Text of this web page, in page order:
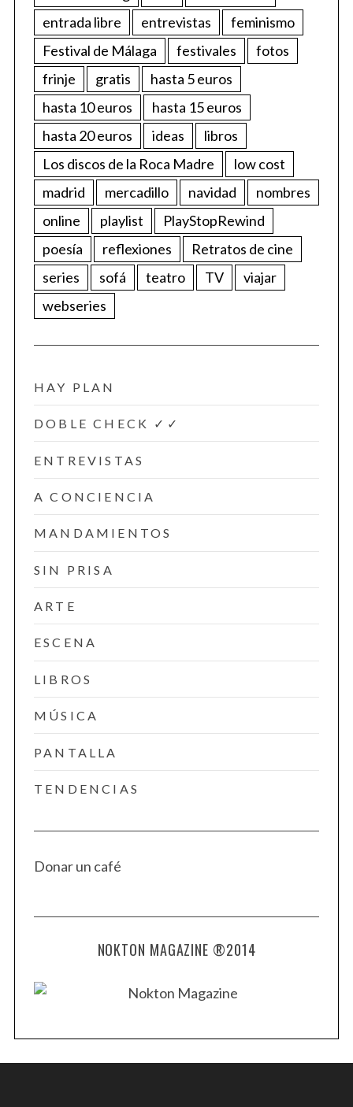
entrada libre
entrevistas
feminismo
Festival de Málaga
festivales
fotos
frinje
gratis
hasta 5 euros
hasta 10 euros
hasta 15 euros
hasta 20 euros
ideas
libros
Los discos de la Roca Madre
low cost
madrid
mercadillo navidad
nombres
online
playlist
PlayStopRewind
poesía
reflexiones
Retratos de cine
series
sofá teatro TV
viajar
webseries
HAY PLAN
DOBLE CHECK ✓✓
ENTREVISTAS
A CONCIENCIA
MANDAMIENTOS
SIN PRISA
ARTE
ESCENA
LIBROS
MÚSICA
PANTALLA
TENDENCIAS
Donar un café
NOKTON MAGAZINE ®2014